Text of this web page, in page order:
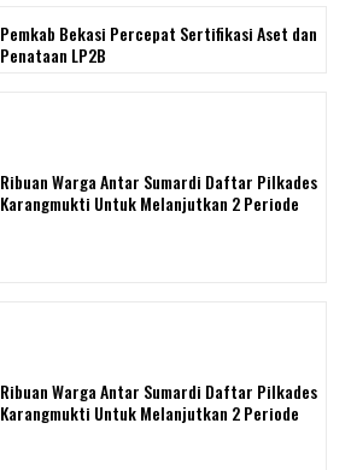
Pemkab Bekasi Percepat Sertifikasi Aset dan
Penataan LP2B
Ribuan Warga Antar Sumardi Daftar Pilkades
Karangmukti Untuk Melanjutkan 2 Periode
Ribuan Warga Antar Sumardi Daftar Pilkades
Karangmukti Untuk Melanjutkan 2 Periode